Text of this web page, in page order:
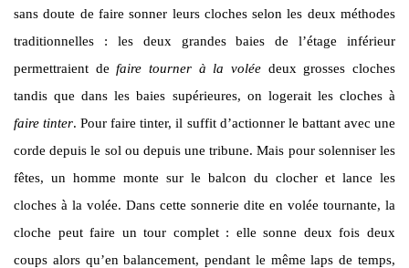
sans doute de faire sonner leurs cloches selon les deux méthodes
traditionnelles : les deux grandes baies de l’étage inférieur
permettraient defaire tourner à la volée deux grosses cloches
tandis que dans les baies supérieures, on logerait les cloches à
faire tinter. Pour faire tinter, il suffit d’actionner le battant avec une
corde depuis le sol ou depuis une tribune. Mais pour solenniser les
fêtes, un homme monte sur le balcon du clocher et lance les
cloches à la volée. Dans cette sonnerie dite en volée tournante, la
cloche peut faire un tour complet : elle sonne deux fois deux
coups alors qu’en balancement, pendant le même laps de temps,